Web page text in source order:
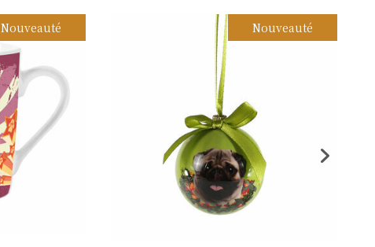
Nouveauté Nouveauté